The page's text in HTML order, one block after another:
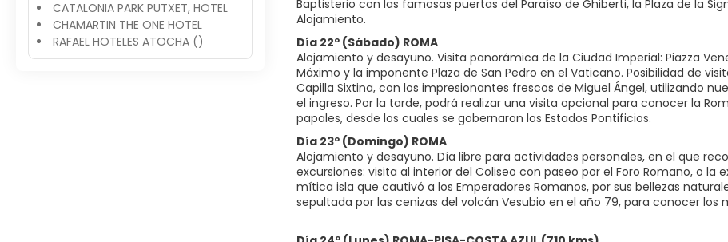
Baptisterio con las famosas puertas del Paraíso de Ghiberti, la Plaza de la
Alojamiento.
Día 22º (Sábado) ROMA
Alojamiento y desayuno. Visita panorámica de la Ciudad Imperial: Piazza
Máximo y la imponente Plaza de San Pedro en el Vaticano. Posibilidad de
Capilla Sixtina, con los impresionantes frescos de Miguel Ángel, utilizando
el ingreso. Por la tarde, podrá realizar una visita opcional para conocer la
papales, desde los cuales se gobernaron los Estados Pontificios.
Día 23º (Domingo) ROMA
Alojamiento y desayuno. Día libre para actividades personales, en el que
excursiones: visita al interior del Coliseo con paseo por el Foro Romano, o
mítica isla que cautivó a los Emperadores Romanos, por sus bellezas
sepultada por las cenizas del volcán Vesubio en el año 79, para conocer
CATALONIA PARK PUTXET, HOTEL
CHAMARTIN THE ONE HOTEL
RAFAEL HOTELES ATOCHA ()